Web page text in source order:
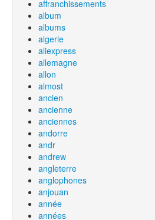
affranchissements
album
albums
algerie
aliexpress
allemagne
allon
almost
ancien
ancienne
anciennes
andorre
andr
andrew
angleterre
anglophones
anjouan
année
années